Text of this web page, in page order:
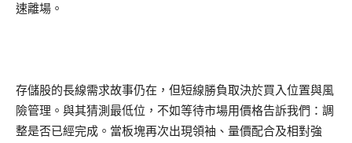
速離場。
存儲股的長線需求故事仍在，但短線勝負取決於買入位置與風
險管理。與其猜測最低位，不如等待市場用價格告訴我們：調
整是否已經完成。當板塊再次出現領袖、量價配合及相對強